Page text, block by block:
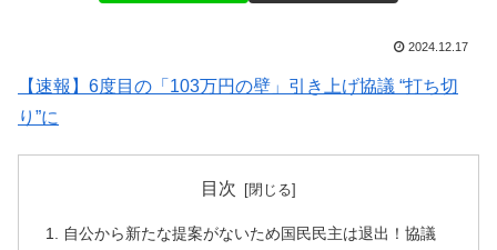
2024.12.17
【速報】6度目の「103万円の壁」引き上げ協議 “打ち切
り”に
目次
自公から新たな提案がないため国民民主は退出！協議